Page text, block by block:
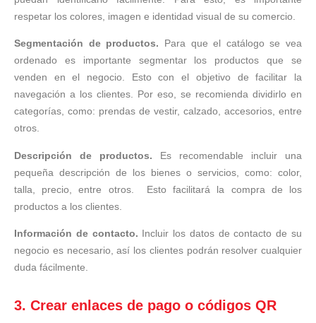
respetar los colores, imagen e identidad visual de su comercio.
Segmentación de productos. Para que el catálogo se vea
ordenado es importante segmentar los productos que se
venden en el negocio. Esto con el objetivo de facilitar la
navegación a los clientes. Por eso, se recomienda dividirlo en
categorías, como: prendas de vestir, calzado, accesorios, entre
otros.
Descripción de productos. Es recomendable incluir una
pequeña descripción de los bienes o servicios, como: color,
talla, precio, entre otros. Esto facilitará la compra de los
productos a los clientes.
Información de contacto. Incluir los datos de contacto de su
negocio es necesario, así los clientes podrán resolver cualquier
duda fácilmente.
3. Crear enlaces de pago o códigos QR